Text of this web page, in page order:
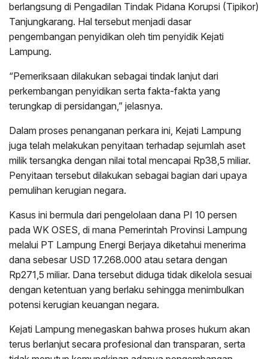
berlangsung di Pengadilan Tindak Pidana Korupsi (Tipikor)
Tanjungkarang. Hal tersebut menjadi dasar
pengembangan penyidikan oleh tim penyidik Kejati
Lampung.
“Pemeriksaan dilakukan sebagai tindak lanjut dari
perkembangan penyidikan serta fakta-fakta yang
terungkap di persidangan,” jelasnya.
Dalam proses penanganan perkara ini, Kejati Lampung
juga telah melakukan penyitaan terhadap sejumlah aset
milik tersangka dengan nilai total mencapai Rp38,5 miliar.
Penyitaan tersebut dilakukan sebagai bagian dari upaya
pemulihan kerugian negara.
Kasus ini bermula dari pengelolaan dana PI 10 persen
pada WK OSES, di mana Pemerintah Provinsi Lampung
melalui PT Lampung Energi Berjaya diketahui menerima
dana sebesar USD 17.268.000 atau setara dengan
Rp271,5 miliar. Dana tersebut diduga tidak dikelola sesuai
dengan ketentuan yang berlaku sehingga menimbulkan
potensi kerugian keuangan negara.
Kejati Lampung menegaskan bahwa proses hukum akan
terus berlanjut secara profesional dan transparan, serta